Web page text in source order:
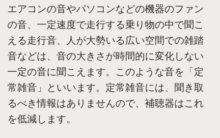
エアコンの音やパソコンなどの機器のファン
の音、一定速度で走行する乗り物の中で聞こ
える走行音、人が大勢いる広い空間での雑踏
音などは、音の大きさが時間的に変化しない
一定の音に聞こえます。このような音を「定
常雑音」といいます。定常雑音には、聞き取
るべき情報はありませんので、補聴器はこれ
を低減します。